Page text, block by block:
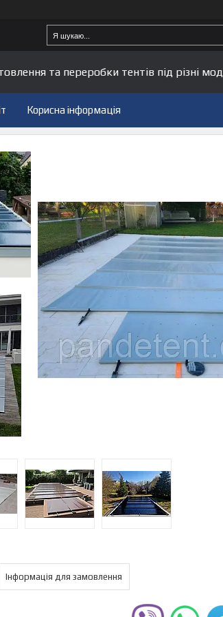
та переробки тентів під різні
Корисна інформація
Інформація для замовлення